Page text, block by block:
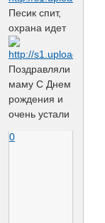
Песик спит,
охрана идет
Поздравляли
маму С Днем
рождения и
очень устали
0